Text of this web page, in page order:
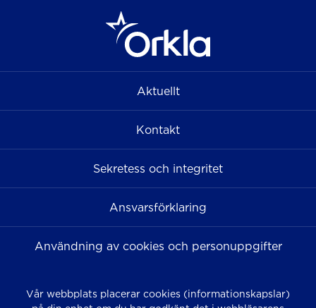
Aktuellt
Kontakt
Sekretess och integritet
Ansvarsförklaring
Användning av cookies och personuppgifter
Vår webbplats placerar cookies (informationskapslar)